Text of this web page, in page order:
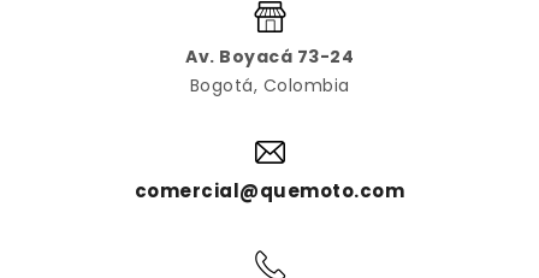
Av. Boyacá 73-24
Bogotá, Colombia
comercial@quemoto.com